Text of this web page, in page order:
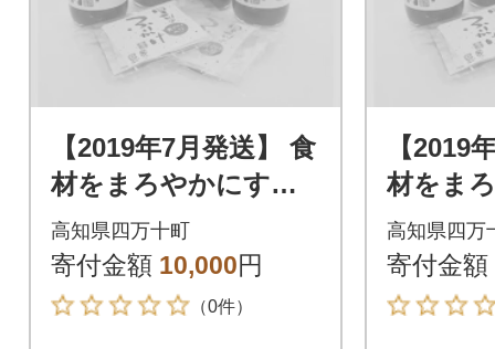
【2019年7月発送】 食
材をまろやかにする
四万十焼きあゆのだ
し醤油・ゆずポン酢4
本 Ess-05
高知県四万十町
寄付金額 10,000円
（0件）
【2019
材をま
四万十
し醤油
本 Ess-
高知県四万
寄付金額